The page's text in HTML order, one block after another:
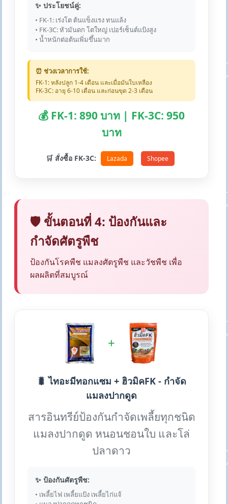
✨ ประโยชน์คู่:
• FK-1: เร่งโต ต้นแข็งแรง ทนแล้ง
• FK-3C: หัวมันดก โตใหญ่ เปอร์เซ็นต์แป้งสูง
• น้ำหนักต่อต้นเพิ่มขึ้นมาก
⏰ ช่วงเวลาการใช้:
FK-1: หลังปลูก 1-4 เดือน และเมื่อมันใบเหลือง
FK-3C: อายุ 6-10 เดือน และก่อนขุด 2-3 เดือน
💰 FK-1: 890 บาท | FK-3C: 950
บาท
🛒 สั่งซื้อ FK-3C: Lazada Shopee
🛡️ ขั้นตอนที่ 4: ป้องกันและ
กำจัดศัตรูพืช
ป้องกันโรคพืช แมลงศัตรูพืช และวัชพืช เพื่อ
ผลผลิตที่สมบูรณ์
+
🐛 ไทอะมีทอกแซม + ฮิวมิคFK - กำจัด
แมลงปากดูด
สารอินทรีย์ป้องกันกำจัดเพลี้ยทุกชนิด
แมลงปากดูด หนอนชอนใบ และโล่
ปลาดาว
✨ ป้องกันศัตรูพืช:
• เพลี้ยไฟ เพลี้ยแป้ง เพลี้ยไก่แจ้